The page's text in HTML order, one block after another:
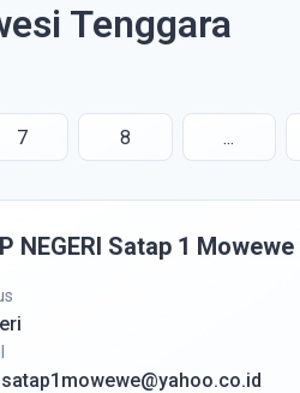
Tenggara
7 8 ...
NEGERI Satap 1 Mowewe